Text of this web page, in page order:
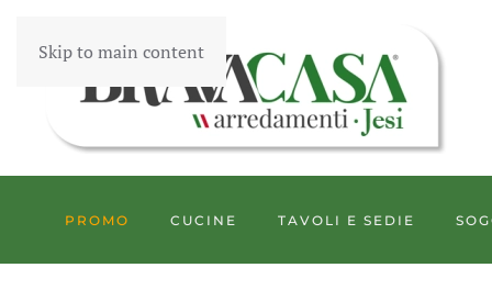
Skip to main content
PROMO CUCINE TAVOLI E SEDIE